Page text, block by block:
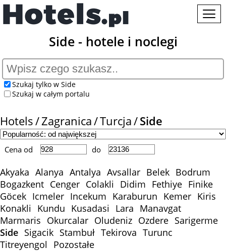
Side - hotele i noclegi
Szukaj tylko w Side
Szukaj w całym portalu
Hotels Zagranica Turcja Side
Cena od do
Akyaka Alanya Antalya Avsallar Belek Bodrum
Bogazkent Cenger Colakli Didim Fethiye Finike
Göcek Icmeler Incekum Karaburun Kemer Kiris
Konakli
Kundu Kusadasi Lara Manavgat
Marmaris Okurcalar Oludeniz Ozdere Sarigerme
Side Sigacik Stambuł Tekirova Turunc
Titreyengol
Pozostałe